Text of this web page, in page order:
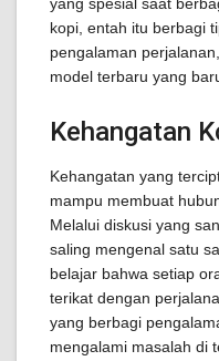
kopi, entah itu berbagi
pengalaman
model terbaru yang
Kehangatan
Kehangatan yang
mampu membuat
Melalui diskusi yang
saling mengenal satu
belajar bahwa setiap
terikat dengan
yang berbagi
mengalami masalah di